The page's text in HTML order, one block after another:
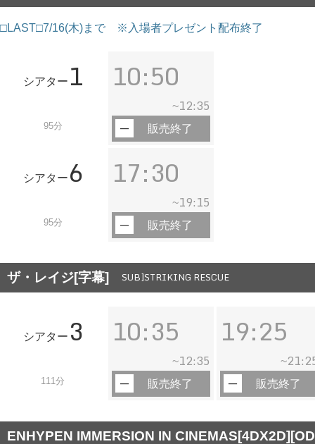
□LAST□7/16(木)まで ※入場者プレゼント配布終了
シアター 1
95分
10:50
~12:35
販売終了
シアター 6
95分
17:30
~19:15
販売終了
ザ・レイジ[字幕] SUB]STRIKING RESCUE
シアター 3
111分
10:35
~12:35
販売終了
19:25
~
販売終了
ENHYPEN IMMERSION IN